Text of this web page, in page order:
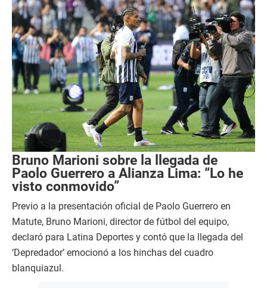
Bruno Marioni sobre la llegada de
Paolo Guerrero a Alianza Lima: “Lo he
visto conmovido”
Previo a la presentación oficial de Paolo Guerrero en
Matute, Bruno Marioni, director de fútbol del equipo,
declaró para Latina Deportes y contó que la llegada del
‘Depredador’ emocionó a los hinchas del cuadro
blanquiazul.